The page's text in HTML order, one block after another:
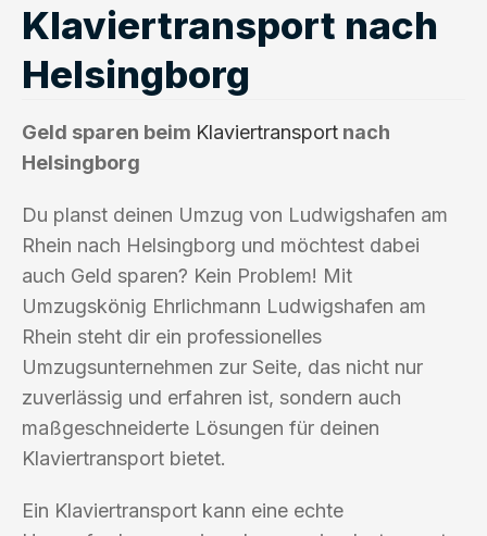
Klaviertransport nach
Helsingborg
Geld sparen beim Klaviertransport nach
Helsingborg
Du planst deinen Umzug von Ludwigshafen am
Rhein nach Helsingborg und möchtest dabei
auch Geld sparen? Kein Problem! Mit
Umzugskönig Ehrlichmann Ludwigshafen am
Rhein steht dir ein professionelles
Umzugsunternehmen zur Seite, das nicht nur
zuverlässig und erfahren ist, sondern auch
maßgeschneiderte Lösungen für deinen
Klaviertransport bietet.
Ein Klaviertransport kann eine echte